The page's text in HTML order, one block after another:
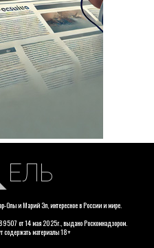
ЕЛЬ
Олы и Марий Эл, интересное в России и мире.
от 14 мая 2025г., выдано Роскомнадзором.
содержать материалы 18+